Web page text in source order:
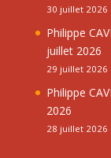
30 juillet 2026
Philippe
juillet 2026
29 juillet 2026
Philippe
2026
28 juillet 2026